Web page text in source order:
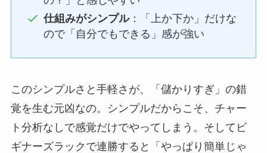
仕組みがシンプル：「上か下か」だけな
ので「自分でもできる」感が強い
このシンプルさと手軽さが、「儲かりすぎ」の錯
覚を生む元凶なの。シンプルだからこそ、チャー
ト分析なしで感覚だけでやってしまう。そしてビ
ギナーズラックで連勝すると「やっぱり簡単じゃ